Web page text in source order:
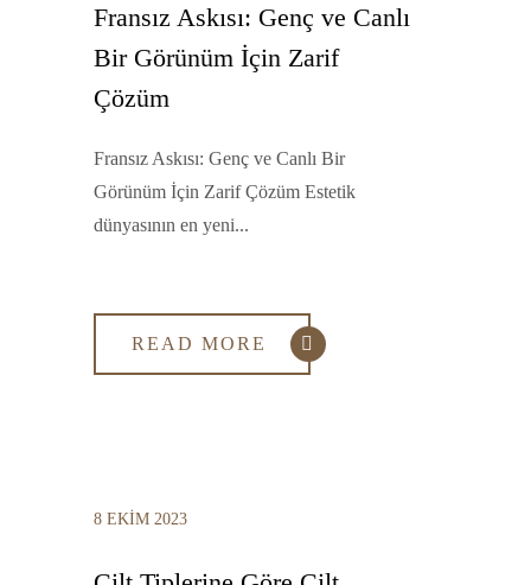
Fransız Askısı: Genç ve Canlı
Bir Görünüm İçin Zarif
Çözüm
Fransız Askısı: Genç ve Canlı Bir
Görünüm İçin Zarif Çözüm Estetik
dünyasının en yeni...
READ MORE
8 EKIM 2023